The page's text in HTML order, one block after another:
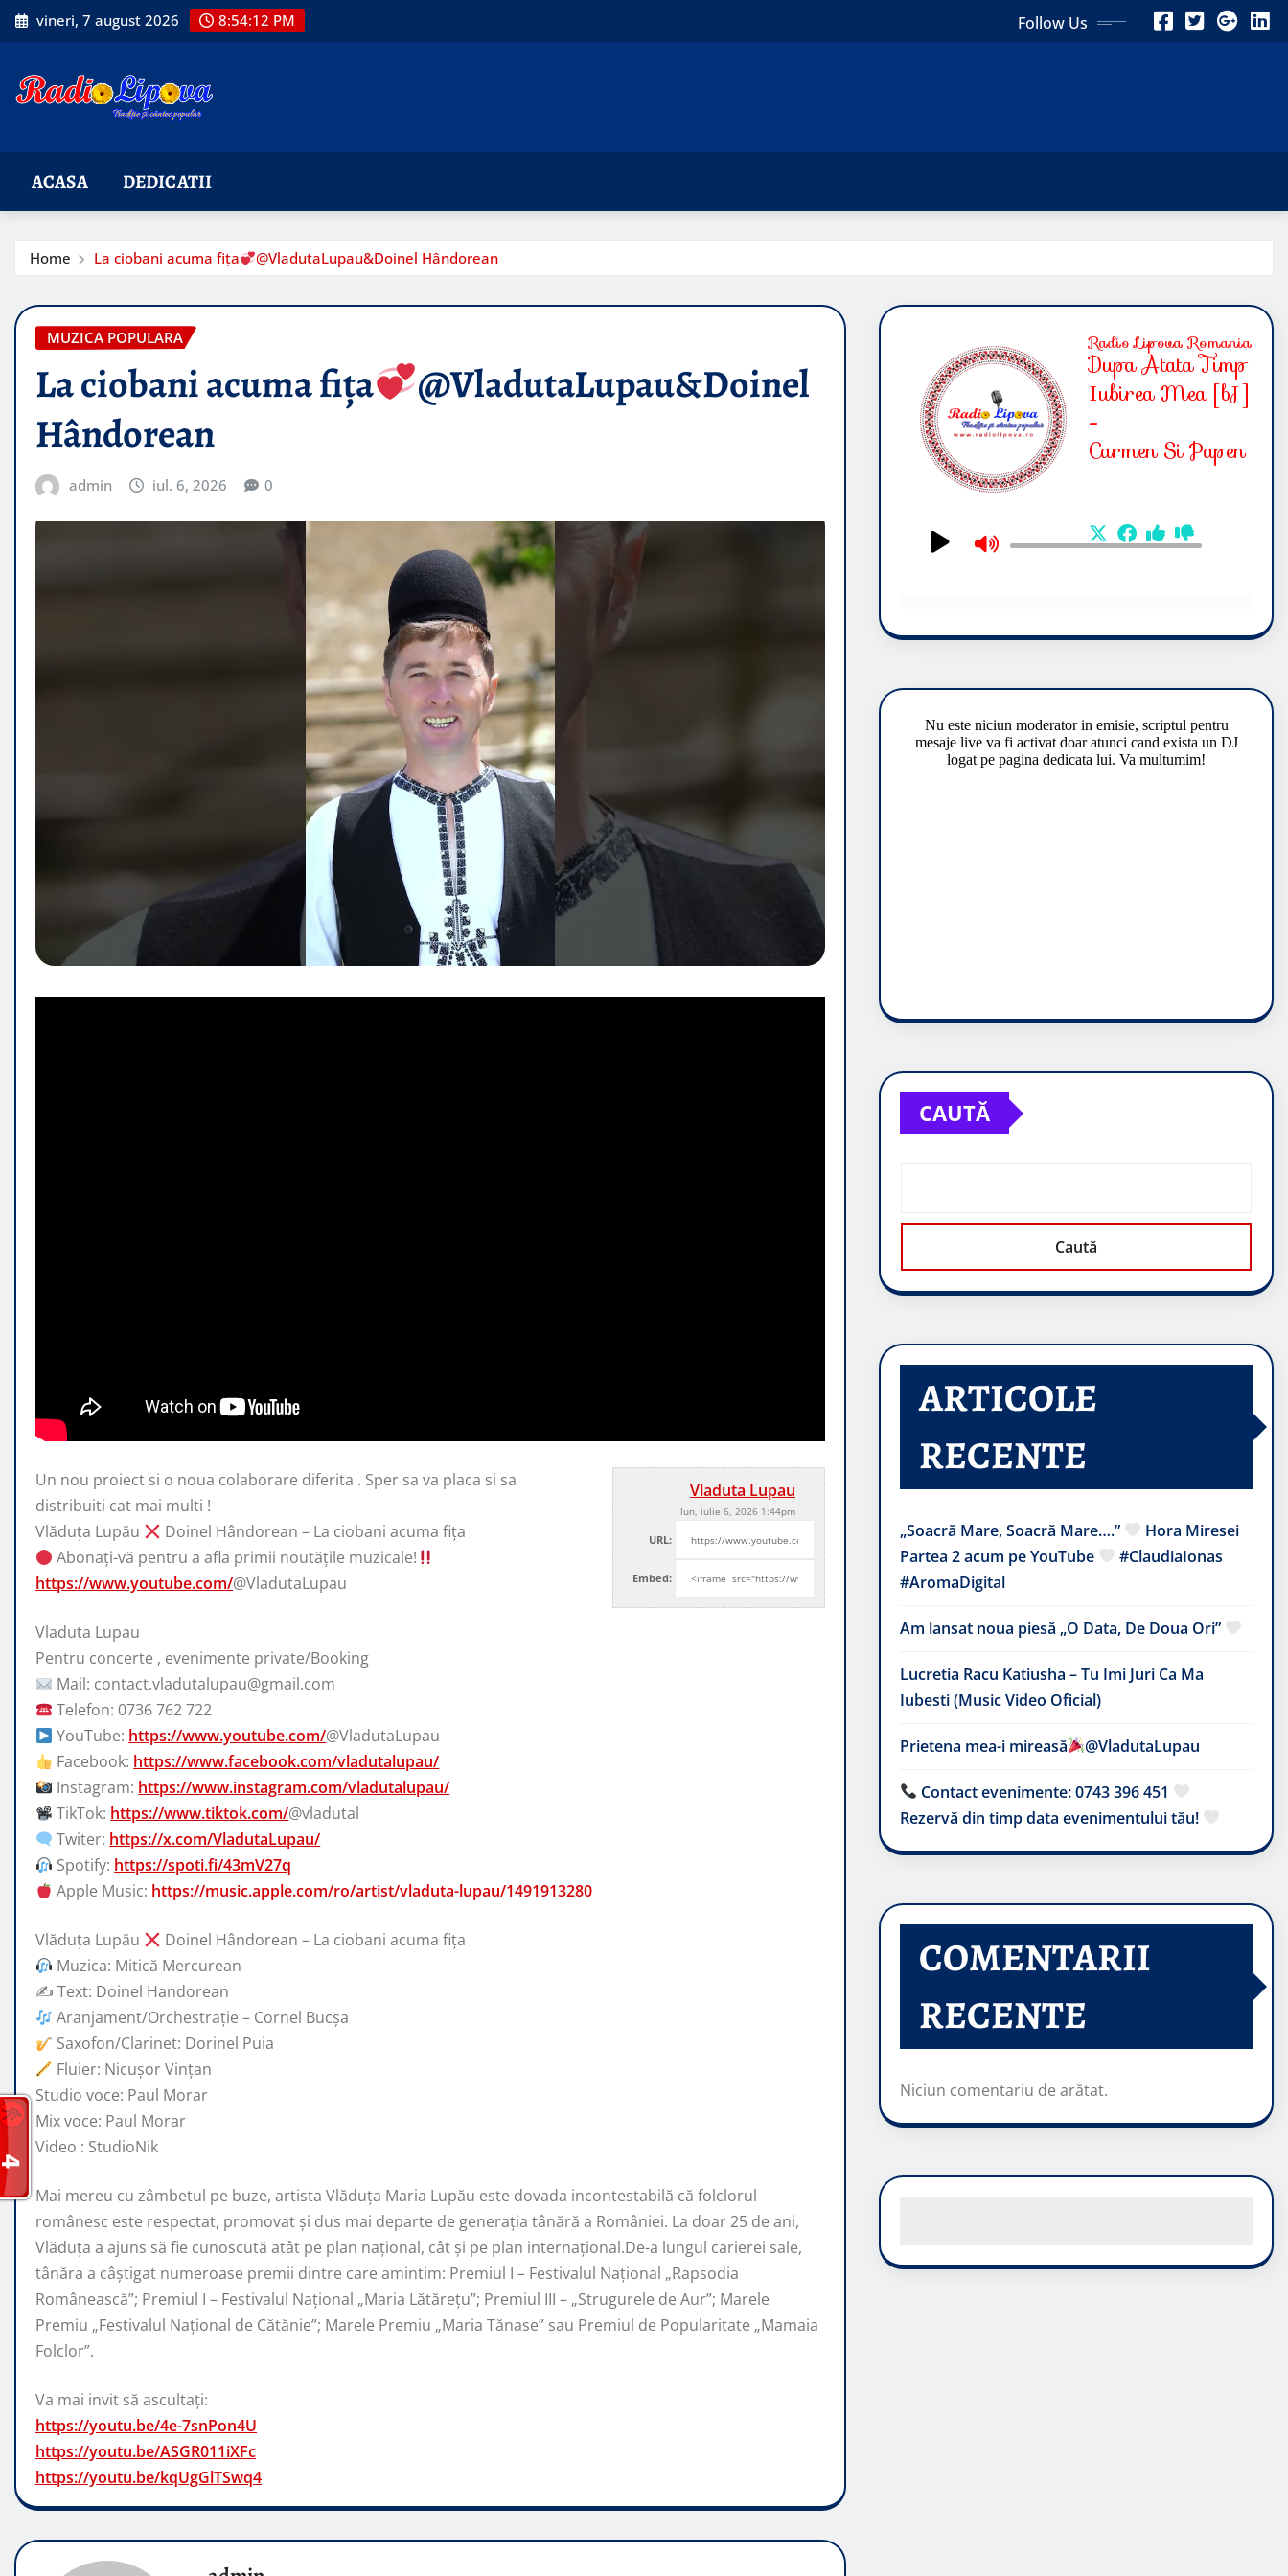
Skip
to
vineri, 7 august 2026 8:54:14 PM Follow Us
ACASA DEDICATII
Home La ciobani acuma fița​​ @VladutaLupau&Doinel Hândorean
MUZICA POPULARA
La ciobani acuma fița​​
@VladutaLupau&Doinel
Hândorean
admin iul. 6, 2026 0
Vladuta Lupau
lun, iulie 6, 2026 1:44pm
URL:
Embed:
Un nou proiect si o noua colaborare diferita . Sper sa va placa si sa
distribuiti cat mai multi !
Vlăduța Lupău
Doinel Hândorean – La ciobani acuma fița
Abonați-vă pentru a afla primii noutățile muzicale!
https://www.youtube.com/@VladutaLupau
Vladuta Lupau
Pentru concerte , evenimente private/Booking
Mail: contact.vladutalupau@gmail.com
Telefon: 0736 762 722
YouTube: https://www.youtube.com/@VladutaLupau
Facebook: https://www.facebook.com/vladutalupau/
Instagram: https://www.instagram.com/vladutalupau/
TikTok: https://www.tiktok.com/@vladutal
Twiter: https://x.com/VladutaLupau/
Spotify: https://spoti.fi/43mV27q
Apple Music: https://music.apple.com/ro/artist/vladuta-lupau/1491913280
Vlăduța Lupău
Doinel Hândorean – La ciobani acuma fița
Muzica: Mitică Mercurean
✍️ Text: Doinel Handorean
Aranjament/Orchestrație – Cornel Bucșa
Saxofon/Clarinet: Dorinel Puia
Fluier: Nicușor Vințan
Studio voce: Paul Morar
Mix voce: Paul Morar
Video : StudioNik
Mai mereu cu zâmbetul pe buze, artista Vlăduța Maria Lupău este dovada incontestabilă că folclorul
românesc este respectat, promovat şi dus mai departe de generaţia tânără a României. La doar 25 de ani,
Vlăduța a ajuns să fie cunoscută atât pe plan naţional, cât şi pe plan internaţional.De-a lungul carierei sale,
tânăra a câştigat numeroase premii dintre care amintim: Premiul I – Festivalul Național „Rapsodia
Românească”; Premiul I – Festivalul Național „Maria Lătărețu”; Premiul III – „Strugurele de Aur”; Marele
Premiu „Festivalul Național de Cătănie”; Marele Premiu „Maria Tănase” sau Premiul de Popularitate „Mamaia
Folclor”.
Va mai invit să ascultați:
https://youtu.be/4e-7snPon4U
https://youtu.be/ASGR011iXFc
https://youtu.be/kqUgGlTSwq4
CAUTĂ
Caută
ARTICOLE
RECENTE
„Soacră Mare, Soacră Mare….”
Hora Miresei
Partea 2 acum pe YouTube
#ClaudiaIonas
#AromaDigital
Am lansat noua piesă „O Data, De Doua Ori”
Lucretia Racu Katiusha – Tu Imi Juri Ca Ma
Iubesti (Music Video Oficial)
Prietena mea-i mireasă​ @VladutaLupau
Contact evenimente: 0743 396 451
Rezervă din timp data evenimentului tău!
COMENTARII
RECENTE
Niciun comentariu de arătat.